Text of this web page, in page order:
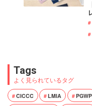
Tags
よく見られているタグ
CICCC LMIA PGWP